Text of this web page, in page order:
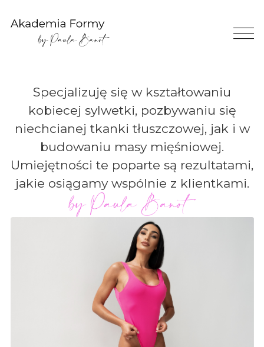
Specjalizuję się w kształtowaniu
kobiecej sylwetki, pozbywaniu się
niechcianej tkanki tłuszczowej, jak i w
budowaniu masy mięśniowej.
Umiejętności te poparte są rezultatami,
jakie osiągamy wspólnie z klientkami.